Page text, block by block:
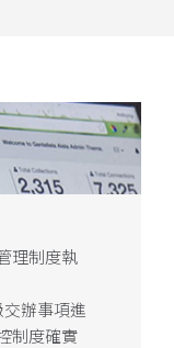
理制度執
辦事項進
制度確實